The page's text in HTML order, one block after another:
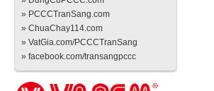
» PCCCTranSang.com
» ChuaChay114.com
» VatGia.com/PCCCTranSang
» facebook.com/transangpccc